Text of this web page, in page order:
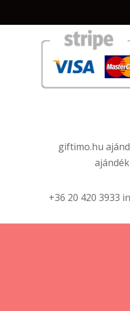
giftimo.hu
+36 20 420 3933